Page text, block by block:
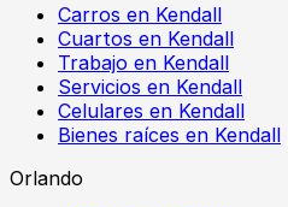
Carros en Kendall
Cuartos en Kendall
Trabajo en Kendall
Servicios en Kendall
Celulares en Kendall
Bienes raíces en Kendall
Orlando